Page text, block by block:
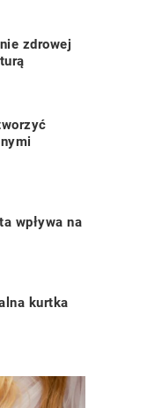
zdrowej
wpływa na
kurtka